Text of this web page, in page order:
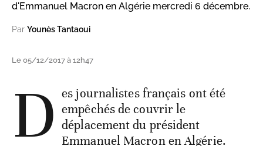
d'Emmanuel Macron en Algérie mercredi 6 décembre.
Par Younès Tantaoui
Le 05/12/2017 à 12h47
D es journalistes français ont été
empêchés de couvrir le
déplacement du président
Emmanuel Macron en Algérie.